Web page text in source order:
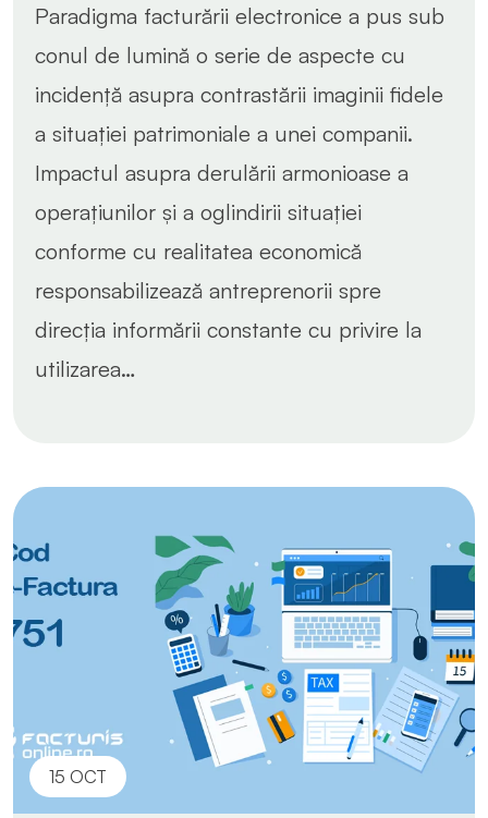
Paradigma facturării electronice a pus sub
conul de lumină o serie de aspecte cu
incidență asupra contrastării imaginii fidele
a situației patrimoniale a unei companii.
Impactul asupra derulării armonioase a
operațiunilor și a oglindirii situației
conforme cu realitatea economică
responsabilizează antreprenorii spre
direcția informării constante cu privire la
utilizarea…
15 OCT